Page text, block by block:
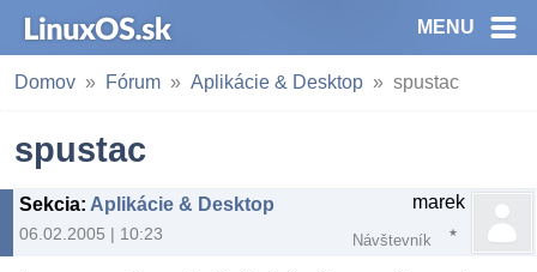
MENU
Domov Fórum Aplikácie & Desktop spustac
spustac
Sekcia: Aplikácie & Desktop
06.02.2005 | 10:23
marek
Návštevník